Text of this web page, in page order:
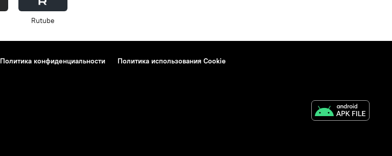
Rutube
Политика конфиденциальности
Политика использования Cookie